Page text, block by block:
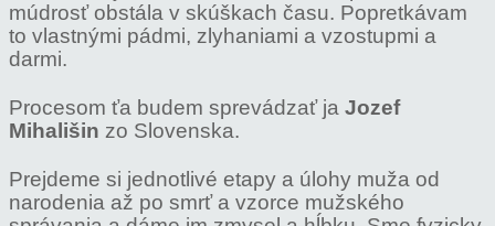
múdrosť obstála v skúškach času. Popretkávam
to vlastnými pádmi, zlyhaniami a vzostupmi a
darmi.
Procesom ťa budem sprevádzať ja Jozef
Mihališin zo Slovenska.
Prejdeme si jednotlivé etapy a úlohy muža od
narodenia až po smrť a vzorce mužského